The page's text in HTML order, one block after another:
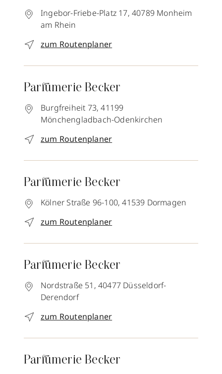
Ingebor-Friebe-Platz 17, 40789 Monheim
am Rhein
zum Routenplaner
Parfümerie Becker
Burgfreiheit 73, 41199
Mönchengladbach-Odenkirchen
zum Routenplaner
Parfümerie Becker
Kölner Straße 96-100, 41539 Dormagen
zum Routenplaner
Parfümerie Becker
Nordstraße 51, 40477 Düsseldorf-
Derendorf
zum Routenplaner
Parfümerie Becker